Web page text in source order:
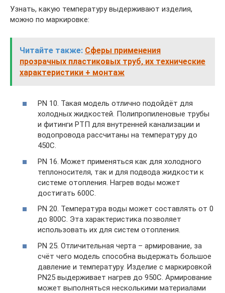
Узнать, какую температуру выдерживают изделия,
можно по маркировке:
Читайте также: Сферы применения
прозрачных пластиковых труб, их технические
характеристики + монтаж
PN 10. Такая модель отлично подойдёт для
холодных жидкостей. Полипропиленовые трубы
и фитинги РТП для внутренней канализации и
водопровода рассчитаны на температуру до
450C.
PN 16. Может применяться как для холодного
теплоносителя, так и для подвода жидкости к
системе отопления. Нагрев воды может
достигать 600C.
PN 20. Температура воды может составлять от 0
до 800C. Эта характеристика позволяет
использовать их для систем отопления.
PN 25. Отличительная черта – армирование, за
счёт чего модель способна выдержать большое
давление и температуру. Изделие с маркировкой
PN25 выдерживает нагрев до 950C. Армирование
может выполняться несколькими материалами